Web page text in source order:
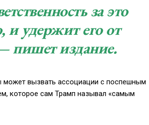
за это
и удержит его от
пишет издание.
вызвать ассоциации с поспешным
которое сам Трамп называл «самым